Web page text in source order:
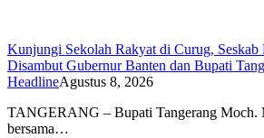
Kunjungi Sekolah Rakyat di Curug, Seskab
Disambut Gubernur Banten dan Bupati
HeadlineAgustus 8, 2026
TANGERANG – Bupati Tangerang Moch.
bersama…